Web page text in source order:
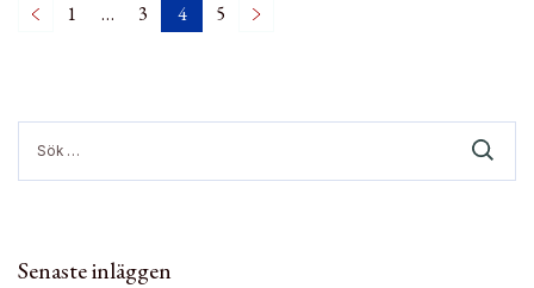
Sidnumrering
för
inlägg
Page
1 … Page
3 Page
4 Page
5
efter:
Senaste inläggen